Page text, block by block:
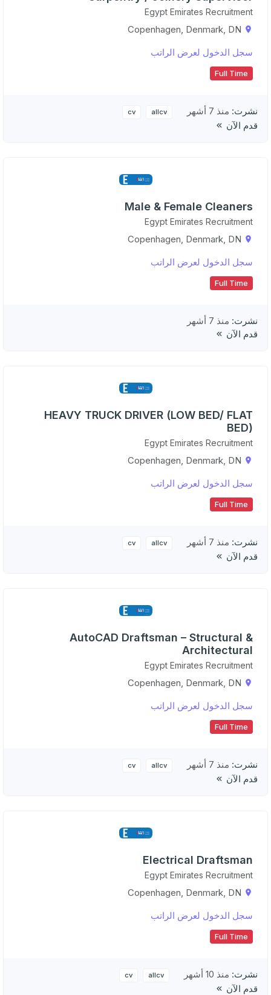
Egypt Emirates Recruitment
Copenhagen, Denmark, DN
سجل الدخول لعرض الراتب
Full Time
نشرت: منذ 7 أشهر allcv
cv
قدم الآن
Male & Female Cleaners
Egypt Emirates Recruitment
Copenhagen, Denmark, DN
سجل الدخول لعرض الراتب
Full Time
نشرت: منذ 7 أشهر
قدم الآن
HEAVY TRUCK DRIVER (LOW BED/ FLAT
BED)
Egypt Emirates Recruitment
Copenhagen, Denmark, DN
سجل الدخول لعرض الراتب
Full Time
نشرت: منذ 7 أشهر allcv
cv
قدم الآن
AutoCAD Draftsman – Structural &
Architectural
Egypt Emirates Recruitment
Copenhagen, Denmark, DN
سجل الدخول لعرض الراتب
Full Time
نشرت: منذ 7 أشهر allcv
cv
قدم الآن
Electrical Draftsman
Egypt Emirates Recruitment
Copenhagen, Denmark, DN
سجل الدخول لعرض الراتب
Full Time
نشرت: منذ 10 أشهر allcv
cv
قدم الآن